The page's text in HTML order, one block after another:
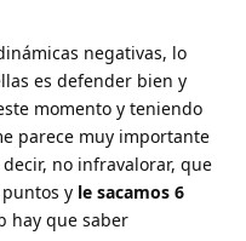
negativas, lo
es defender bien y
momento y teniendo
parece muy importante
no infravalorar, que
y le sacamos 6
hay que saber